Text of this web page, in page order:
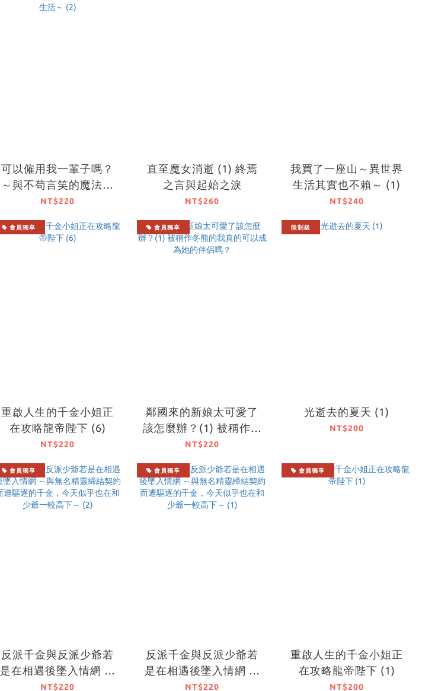
可以僱用我一輩子嗎？
～與不苟言笑的魔法師
共同展開的二次就業生
NT$220
直至魔女消逝 (1) 終焉
之言與起始之淚
NT$260
我買了一座山～異世界
生活其實也不賴～ (1)
NT$240
會員獨享
重啟人生的千金小姐正
在攻略龍帝陛下 (6)
NT$220
會員獨享
鄰國來的新娘太可愛了
該怎麼辦？(1) 被稱作冬
熊的我真的可以成為她
NT$220
限制級
光逝去的夏天 (1)
NT$200
會員獨享
反派千金與反派少爺若
是在相遇後墜入情網 ～
與無名精靈締結契約而
NT$220
會員獨享
反派千金與反派少爺若
是在相遇後墜入情網 ～
與無名精靈締結契約而
NT$220
會員獨享
重啟人生的千金小姐正
在攻略龍帝陛下 (1)
NT$200